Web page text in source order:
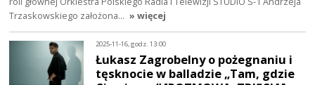
Trzaskowskiego założona… » więcej
2025-11-16, godz. 13:00
Łukasz Zagrobelny o pożegnaniu i
tęsknocie w balladzie „Tam, gdzie